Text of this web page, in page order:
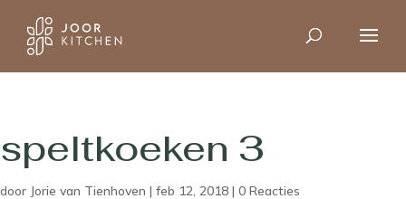
speltkoeken 3
door Jorie van Tienhoven | feb 12, 2018 | 0 Reacties